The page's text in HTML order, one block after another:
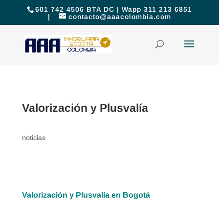
601 742 4506 BTA DC | Wapp 311 213 6851
|
contacto@aaacolombia.com
Valorización y Plusvalía
noticias
Valorización y Plusvalía en Bogotá